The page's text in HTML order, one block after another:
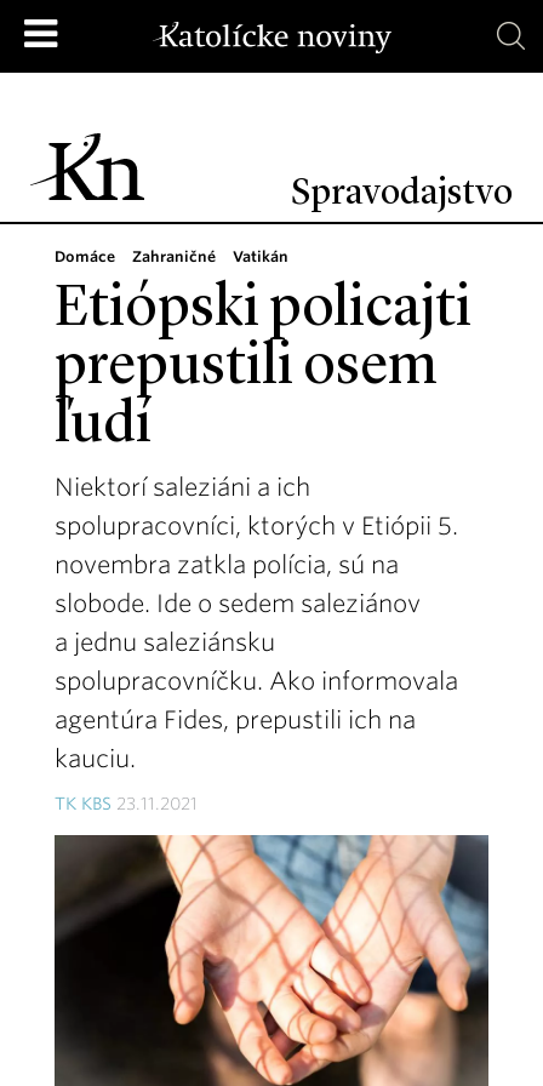
Spravodajstvo
Domáce Zahraničné Vatikán
Etiópski policajti
prepustili osem
ľudí
Niektorí saleziáni a ich
spolupracovníci, ktorých v Etiópii 5.
novembra zatkla polícia, sú na
slobode. Ide o sedem saleziánov
a jednu saleziánsku
spolupracovníčku. Ako informovala
agentúra Fides, prepustili ich na
kauciu.
TK KBS 23.11.2021